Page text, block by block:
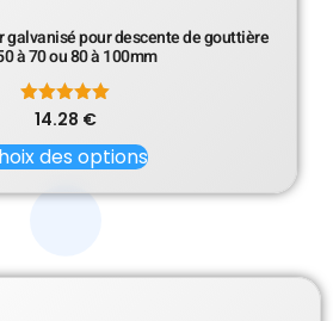
galvanisé pour descente de gouttière
à 70 ou 80 à 100mm
Note
sur 5
14.28 €
des options